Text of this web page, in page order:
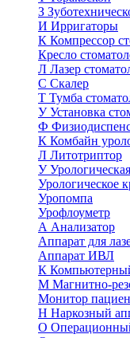
З
И Ирригаторы
К Компрессор
Кресло
Л Лазер
С Скалер
Т Тумба
УУстановка
Ф
К Комбайн
Л Литотриптор
У
Урологическое
Уропомпа
Урофлоуметр
А Анализатор
Аппарат для
Аппарат ИВЛ
К
М Магнитно-
Монитор
Н Наркозный
О